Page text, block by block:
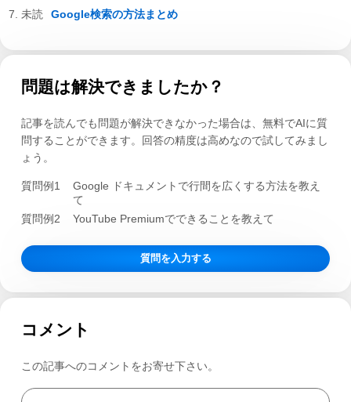
Google検索の方法まとめ
問題は解決できましたか？
記事を読んでも問題が解決できなかった場合は、無料でAIに質
問することができます。回答の精度は高めなので試してみまし
ょう。
質問例1
Google ドキュメントで行間を広くする方法を教え
て
質問例2
YouTube Premiumでできることを教えて
質問を入力する
コメント
この記事へのコメントをお寄せ下さい。